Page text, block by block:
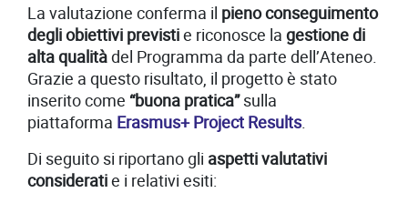
La valutazione conferma il pieno conseguimento
degli obiettivi previstie riconosce la gestione di
alta qualitàdel Programma da parte dell’Ateneo.
Grazie a questo risultato, il progetto è stato
inserito come “buona pratica”sulla
piattaforma Erasmus+ Project Results.
Di seguito si riportano gli aspetti valutativi
consideratie i relativi esiti: